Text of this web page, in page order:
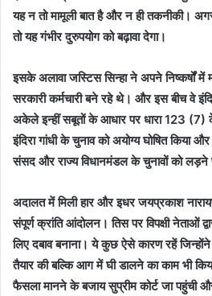
यह न तो मामूली बात है और न ही तकनीकी।
तो यह गंभीर दुरुपयोग को बढ़ावा देगा।
इसके अलावा जस्टिस सिन्हा ने अपने निष्कर्षों
सरकारी कर्मचारी बने रहे थे। और इस बीच वे
अकेले इन्हीं सबूतों के आधार पर धारा 123
इंदिरा गांधी के चुनाव को अयोग्य घोषित
संसद और राज्य विधानमंडल के चुनावों को लड़ने
अदालत में मिली हार और इधर जयप्रकाश
संपूर्ण क्रांति आंदोलन। तिस पर विपक्षी नेताओं
लिए दबाव बनाना। ये कुछ ऐसे कारण रहें
तैयार की बल्कि आग में घी डालने का काम भी
फैसला मानने के बजाय सुप्रीम कोर्ट जा पहुंची